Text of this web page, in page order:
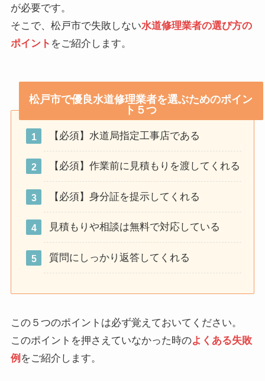
が必要です。
そこで、松戸市で失敗しない水道修理業者の選び方の
ポイント をご紹介します。
松戸市で優良水道修理業者を選ぶためのポイン
ト５つ
【必須】水道局指定工事店である
【必須】作業前に見積もりを渡してくれる
【必須】身分証を提示してくれる
見積もりや相談は無料で対応している
質問にしっかり返答してくれる
この５つのポイントは必ず覚えておいてください。
このポイントを押さえていなかった時のよくある失敗
例 をご紹介します。